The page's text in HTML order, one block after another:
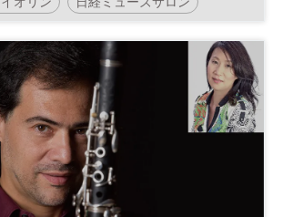
日経ホール リサイタル